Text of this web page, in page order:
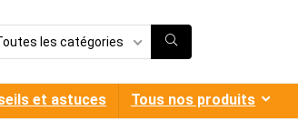
les catégories
et astuces Tous nos produits